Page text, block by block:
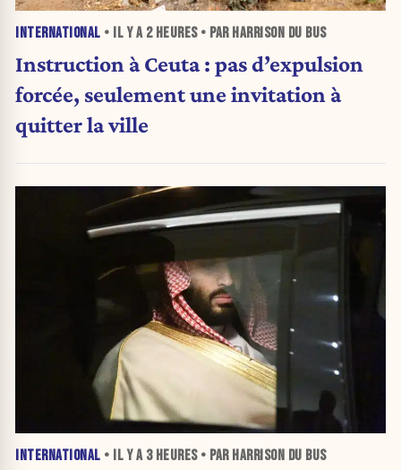
INTERNATIONAL • IL Y A 2 HEURES• PAR HARRISON DU BUS
Instruction à Ceuta : pas d’expulsion
forcée, seulement une invitation à
quitter la ville
INTERNATIONAL • IL Y A 3 HEURES• PAR HARRISON DU BUS